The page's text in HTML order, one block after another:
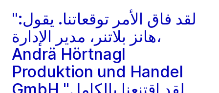
"لقد فاق الأمر توقعاتنا. يقول:
هانز بلاتنر، مدير الإدارة،
Andrä Hörtnagl
Produktion und Handel